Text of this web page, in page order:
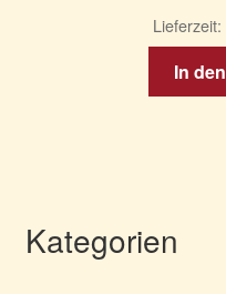
Lieferzeit:
In
Kategorien